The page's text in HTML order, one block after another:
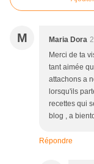
M Maria Dora
Merci de ta
tant aimée
attachons a
lorsqu'ils
recettes qui
blog , a
Répondre